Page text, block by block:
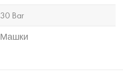
30 Bar
Машки